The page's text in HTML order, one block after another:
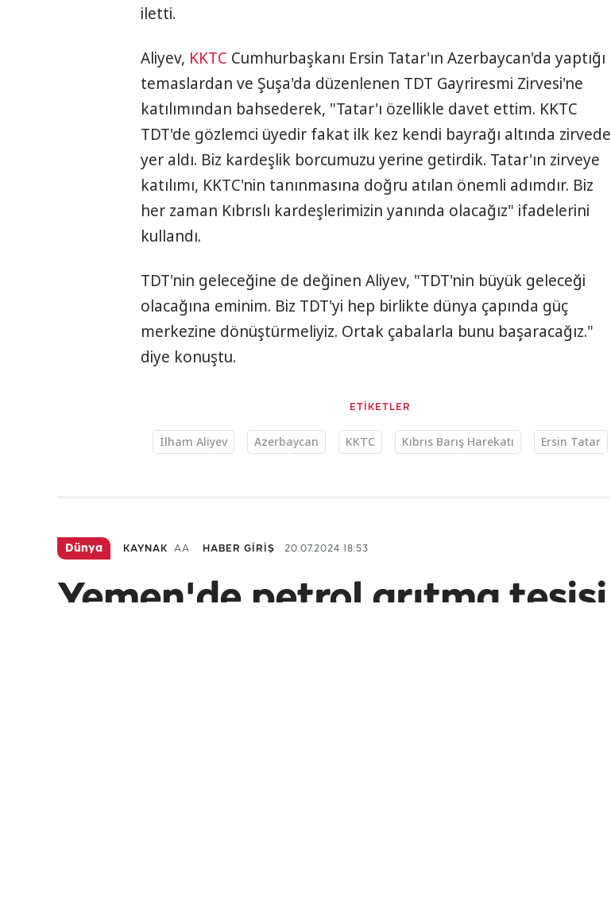
iletti.
Aliyev, KKTC Cumhurbaşkanı Ersin Tatar'ın Azerbaycan'da yaptığı
temaslardan ve Şuşa'da düzenlenen TDT Gayriresmi Zirvesi'ne
katılımından bahsederek, "Tatar'ı özellikle davet ettim. KKTC
TDT'de gözlemci üyedir fakat ilk kez kendi bayrağı altında zirvede
yer aldı. Biz kardeşlik borcumuzu yerine getirdik. Tatar'ın zirveye
katılımı, KKTC'nin tanınmasına doğru atılan önemli adımdır. Biz
her zaman Kıbrıslı kardeşlerimizin yanında olacağız" ifadelerini
kullandı.
TDT'nin geleceğine de değinen Aliyev, "TDT'nin büyük geleceği
olacağına eminim. Biz TDT'yi hep birlikte dünya çapında güç
merkezine dönüştürmeliyiz. Ortak çabalarla bunu başaracağız."
diye konuştu.
ETİKETLER
İlham Aliyev Azerbaycan KKTC Kıbrıs Barış Harekatı Ersin Tatar
Dünya KAYNAK AA HABER GİRİŞ 20.07.2024 18:53
Yemen'de petrol arıtma tesisi